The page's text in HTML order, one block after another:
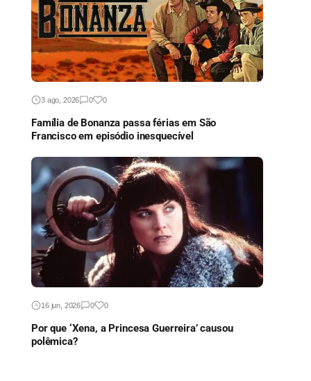
3 ago, 2026 0 0
Família de Bonanza passa férias em São
Francisco em episódio inesquecível
16 jun, 2026 0 0
Por que ‘Xena, a Princesa Guerreira’ causou
polêmica?